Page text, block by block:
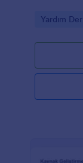
Go to
Yardım